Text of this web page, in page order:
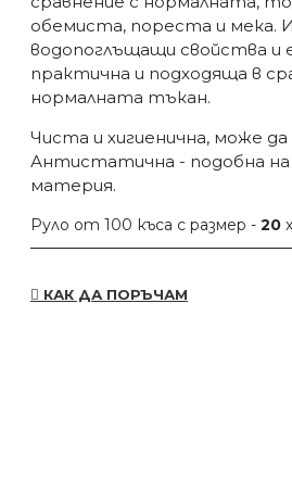
обемиста, пореста и мека.
водопоглъщащи свойства и
практична и подходяща в
нормалната тъкан.
Чиста и хигиенична, може
Антистатична - подобна
материя.
Руло от 100 къса с размер - 20 х
КАК ДА ПОРЪЧАМ